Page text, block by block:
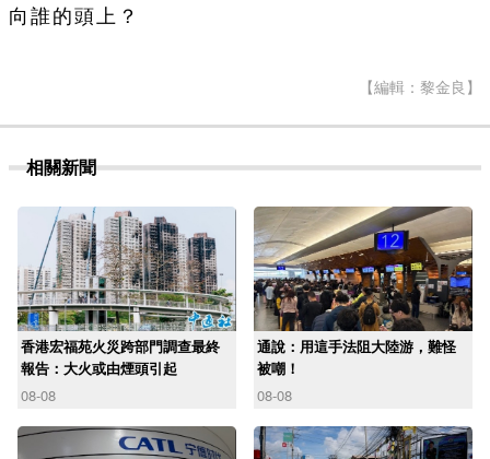
向誰的頭上？
【編輯：黎金良】
相關新聞
香港宏福苑火災跨部門調查最終
報告：大火或由煙頭引起
08-08
通說：用這手法阻大陸游，難怪
被嘲！
08-08